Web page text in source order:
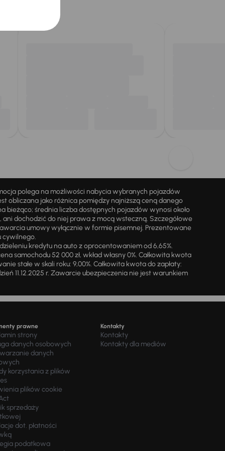
polega na możliwości nabycia wybranych pojazdów
obliczana jako różnica pomiędzy najniższą ceną danego
bieżąco; średnia liczba dostępnych pojazdów wynosi około
dochodzić do niej prawa z mocą wsteczną. Szczegółowe
umowy wyłącznie w formie pisemnej. Prezentowane
cywilnego.
kredytu na auto z oprocentowaniem od 6,65%.
samochodu 52 000 zł, wkład własny 0%. Całkowita kwota
stałe w skali roku: 9,00%. Całkowita kwota do zapłaty:
11.12.2025 r. Zawarcie ubezpieczenia nie jest warunkiem
prawne
strony
danych osobowych
danych
korzystania z plików
plików cookie
sprzedaży
dot. płatności
podatkowa
Kontakty
Kontakty
Kontakty dla mediów